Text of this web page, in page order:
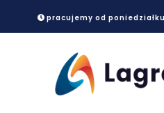
pracujemy od